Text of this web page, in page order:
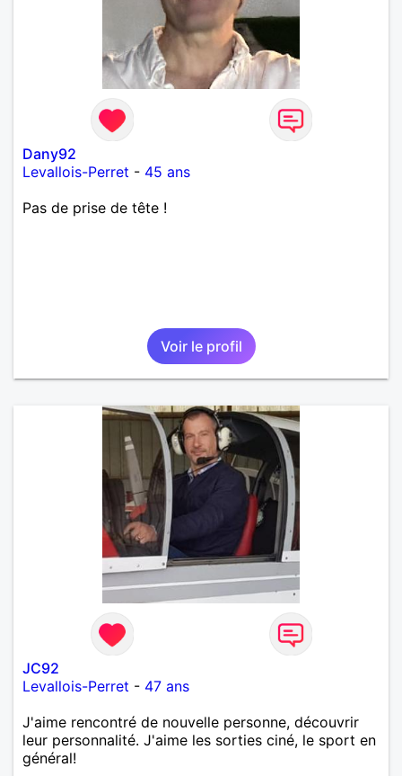
Dany92
Levallois-Perret - 45 ans
Pas de prise de tête !
Voir le profil
JC92
Levallois-Perret - 47 ans
J'aime rencontré de nouvelle personne, découvrir
leur personnalité. J'aime les sorties ciné, le sport en
général!